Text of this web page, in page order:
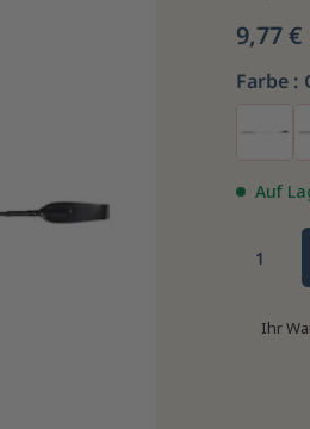
9,77 €
Farbe :
Auf
Ihr